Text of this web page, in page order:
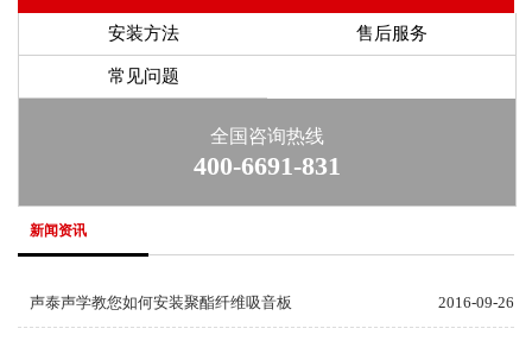
安装方法 售后服务
常见问题
全国咨询热线
400-6691-831
新闻资讯
2016-09-26
声泰声学教您如何安装聚酯纤维吸音板